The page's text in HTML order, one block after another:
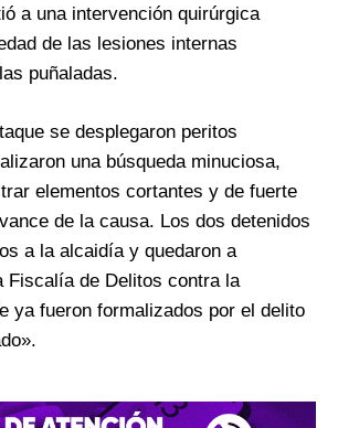
a una intervención quirúrgica
de las lesiones internas
puñaladas.
se desplegaron peritos
una búsqueda minuciosa,
elementos cortantes y de fuerte
de la causa. Los dos detenidos
a la alcaidía y quedaron a
Fiscalía de Delitos contra la
ya fueron formalizados por el delito